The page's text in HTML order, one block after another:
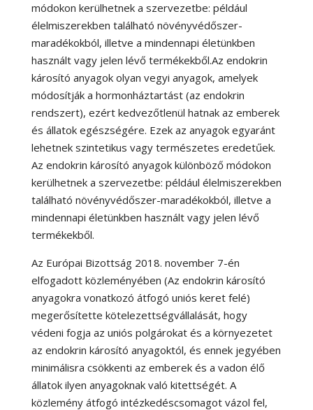
módokon kerülhetnek a szervezetbe: például
élelmiszerekben található növényvédőszer-
maradékokból, illetve a mindennapi életünkben
használt vagy jelen lévő termékekből.Az endokrin
károsító anyagok olyan vegyi anyagok, amelyek
módosítják a hormonháztartást (az endokrin
rendszert), ezért kedvezőtlenül hatnak az emberek
és állatok egészségére. Ezek az anyagok egyaránt
lehetnek szintetikus vagy természetes eredetűek.
Az endokrin károsító anyagok különböző módokon
kerülhetnek a szervezetbe: például élelmiszerekben
található növényvédőszer-maradékokból, illetve a
mindennapi életünkben használt vagy jelen lévő
termékekből.
Az Európai Bizottság 2018. november 7-én
elfogadott közleményében (Az endokrin károsító
anyagokra vonatkozó átfogó uniós keret felé)
megerősítette kötelezettségvállalását, hogy
védeni fogja az uniós polgárokat és a környezetet
az endokrin károsító anyagoktól, és ennek jegyében
minimálisra csökkenti az emberek és a vadon élő
állatok ilyen anyagoknak való kitettségét. A
közlemény átfogó intézkedéscsomagot vázol fel,